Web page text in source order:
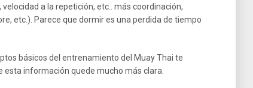
a la repetición, etc.. más coordinación,
etc.). Parece que dormir es una perdida de tiempo
básicos del entrenamiento del Muay Thai te
esta información quede mucho más clara.